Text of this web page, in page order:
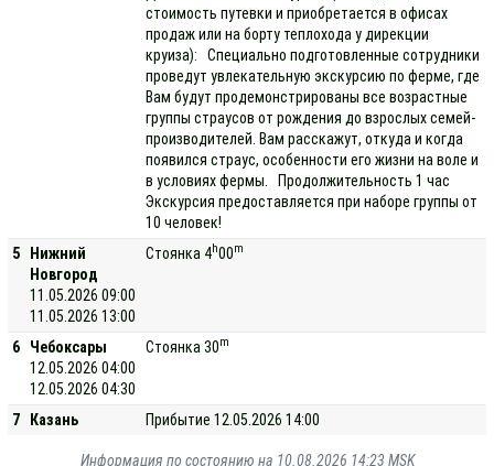
стоимость путевки и приобретается в офисах
продаж или на борту теплохода у дирекции
круиза): Специально подготовленные сотрудники
проведут увлекательную экскурсию по ферме, где
Вам будут продемонстрированы все возрастные
группы страусов от рождения до взрослых семей-
производителей. Вам расскажут, откуда и когда
появился страус, особенности его жизни на воле и
в условиях фермы. Продолжительность 1 час
Экскурсия предоставляется при наборе группы от
10 человек!
5
Нижний
Новгород
11.05.2026 09:00
11.05.2026 13:00
Стоянка 4h00m
6
Чебоксары
12.05.2026 04:00
12.05.2026 04:30
Стоянка 30m
7 Казань Прибытие 12.05.2026 14:00
Информация по состоянию на 10.08.2026 14:23 MSK